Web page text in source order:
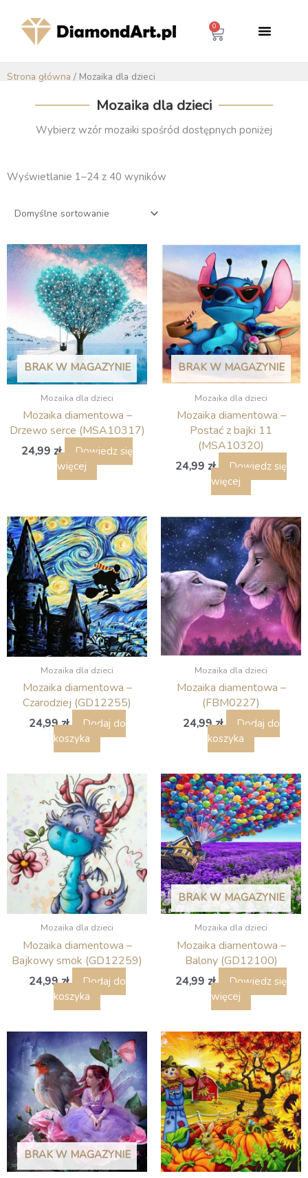
0
Wózek
Strona główna / Mozaika dla dzieci
Mozaika dla dzieci
Wybierz wzór mozaiki spośród dostępnych poniżej
Wyświetlanie 1–24 z 40 wyników
BRAK W MAGAZYNIE
Mozaika dla dzieci
Mozaika diamentowa –
Drzewo serce (MSA10317)
24,99 zł
Dowiedz się
więcej
BRAK W MAGAZYNIE
Mozaika dla dzieci
Mozaika diamentowa –
Postać z bajki 11
(MSA10320)
24,99 zł
Dowiedz się
więcej
Mozaika dla dzieci
Mozaika diamentowa –
Czarodziej (GD12255)
24,99zł
Dodaj do
koszyka
Mozaika dla dzieci
Mozaika diamentowa –
(FBM0227)
24,99zł
Dodaj do
koszyka
Mozaika dla dzieci
Mozaika diamentowa –
Bajkowy smok (GD12259)
24,99zł
Dodaj do
koszyka
BRAK W MAGAZYNIE
Mozaika dla dzieci
Mozaika diamentowa –
Balony (GD12100)
24,99 zł
Dowiedz się
więcej
BRAK W MAGAZYNIE